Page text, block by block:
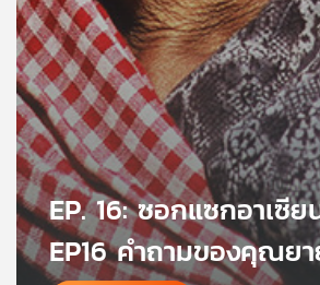
เครือ
ข่าย
วิทยุ
ไทย
พี
บี
เอส
แผนที่
EP. 16: ซอกแซกอาเซีย
EP16 คำถามของคุณย